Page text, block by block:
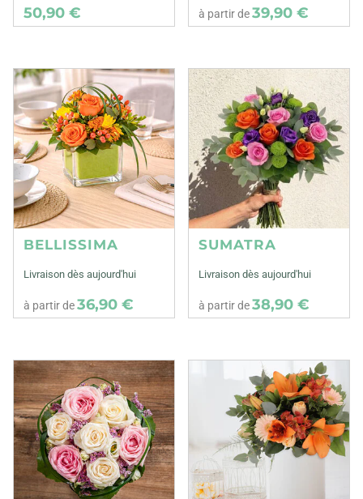
50,90 € à partir de39,90 €
BELLISSIMA
Livraison dès aujourd'hui
à partir de36,90 €
SUMATRA
Livraison dès aujourd'hui
à partir de38,90 €